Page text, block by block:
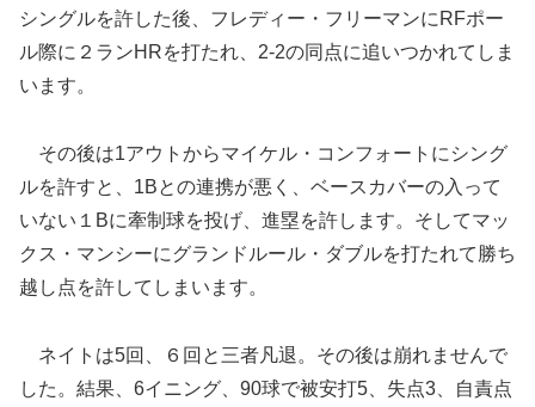
シングルを許した後、フレディー・フリーマンにRFポー
ル際に２ランHRを打たれ、2-2の同点に追いつかれてしま
います。
その後は1アウトからマイケル・コンフォートにシング
ルを許すと、1Bとの連携が悪く、ベースカバーの入って
いない１Bに牽制球を投げ、進塁を許します。そしてマッ
クス・マンシーにグランドルール・ダブルを打たれて勝ち
越し点を許してしまいます。
ネイトは5回、６回と三者凡退。その後は崩れませんで
した。結果、6イニング、90球で被安打5、失点3、自責点